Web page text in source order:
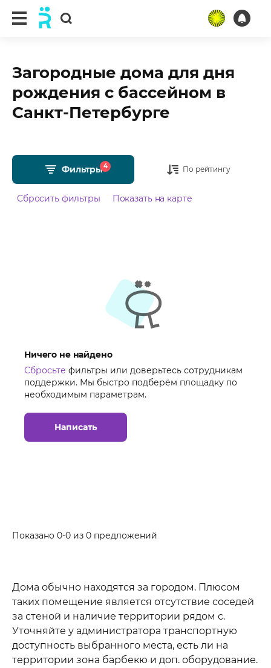
Загородные дома для дня
рождения с бассейном в
Санкт-Петербурге
Фильтры4 По рейтингу
Сбросить фильтры Показать на карте
Ничего не найдено
Сбросьте фильтры или доверьтесь сотрудникам
поддержки. Мы быстро подберём площадку по
необходимым параметрам.
Написать
Показано 0-0 из 0 предложений
Дома обычно находятся за городом. Плюсом
таких помещение является отсутствие соседей
за стеной и наличие территории рядом с.
Уточняйте у администратора транспортную
доступность выбранного места, есть ли на
территории зона барбекю и доп. оборудование.